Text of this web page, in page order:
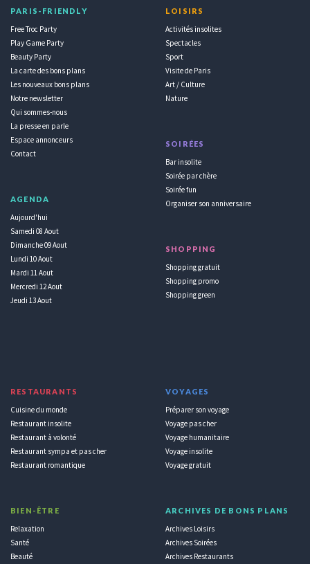
PARIS-FRIENDLY
Free Troc Party
Play Game Party
Beauty Party
La carte des bons plans
Les nouveaux bons plans
Notre newsletter
Qui sommes-nous
La presse en parle
Espace annonceurs
Contact
AGENDA
Aujourd'hui
Samedi 08 Aout
Dimanche 09 Aout
Lundi 10 Aout
Mardi 11 Aout
Mercredi 12 Aout
Jeudi 13 Aout
LOISIRS
Activités insolites
Spectacles
Sport
Visite de Paris
Art / Culture
Nature
SOIRÉES
Bar insolite
Soirée par chère
Soirée fun
Organiser son anniversaire
SHOPPING
Shopping gratuit
Shopping promo
Shopping green
RESTAURANTS
Cuisine du monde
Restaurant insolite
Restaurant à volonté
Restaurant sympa et pas cher
Restaurant romantique
BIEN-ÊTRE
Relaxation
Santé
Beauté
VOYAGES
Préparer son voyage
Voyage pas cher
Voyage humanitaire
Voyage insolite
Voyage gratuit
ARCHIVES DE BONS PLANS
Archives Loisirs
Archives Soirées
Archives Restaurants